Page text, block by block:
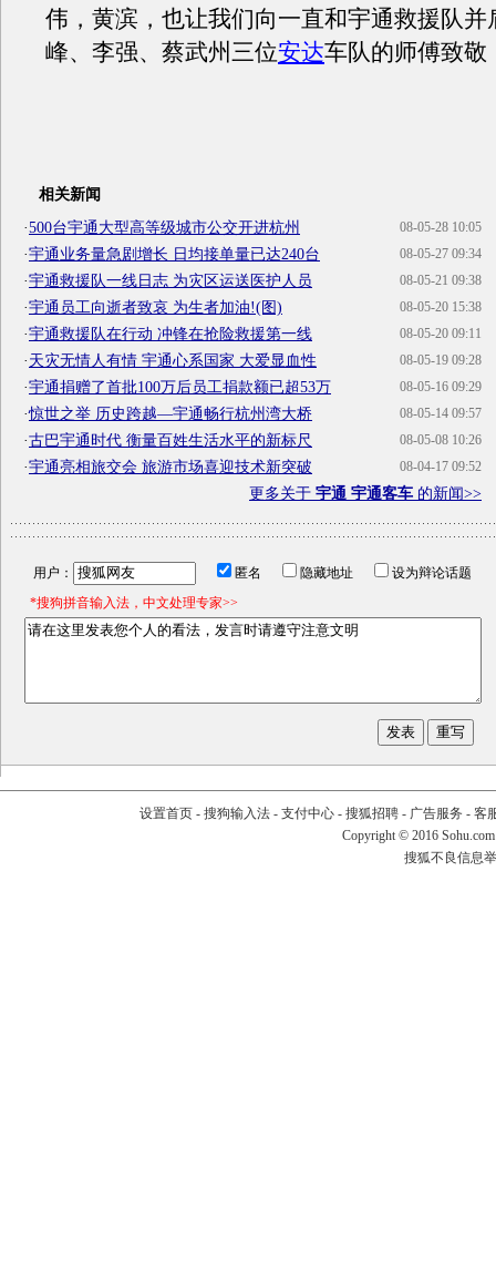
伟，黄滨，也让我们向一直和宇通救援队并
峰、李强、蔡武州三位安达车队的师傅致敬
相关新闻
08-05-28 10:05
·500台宇通大型高等级城市公交开进杭州
08-05-27 09:34
·宇通业务量急剧增长 日均接单量已达240台
08-05-21 09:38
·宇通救援队一线日志 为灾区运送医护人员
08-05-20 15:38
·宇通员工向逝者致哀 为生者加油!(图)
08-05-20 09:11
·宇通救援队在行动 冲锋在抢险救援第一线
08-05-19 09:28
·天灾无情人有情 宇通心系国家 大爱显血性
08-05-16 09:29
·宇通捐赠了首批100万后员工捐款额已超53万
08-05-14 09:57
·惊世之举 历史跨越—宇通畅行杭州湾大桥
08-05-08 10:26
·古巴宇通时代 衡量百姓生活水平的新标尺
08-04-17 09:52
·宇通亮相旅交会 旅游市场喜迎技术新突破
更多关于 宇通 宇通客车 的新闻>>
用户： 匿名 隐藏地址
设为辩论话题
*搜狗拼音输入法，中文处理专家>>
设置首页- 搜狗输入法- 支付中心- 搜狐招聘- 广告服务 - 客
Copyright © 2016
搜狐不良信息